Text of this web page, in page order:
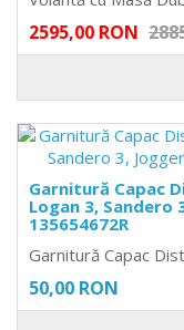
2595,00 RON
Garnitură Capac
Logan 3, Sandero
135654672R
Garnitură Capac
50,00 RON